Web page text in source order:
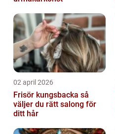
02 april 2026
Frisör kungsbacka så
väljer du rätt salong för
ditt hår